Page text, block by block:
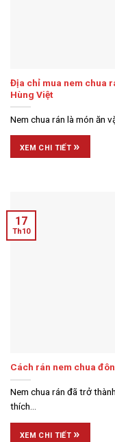
Địa chỉ mua nem chua
Hùng Việt
Nem chua rán là món ăn
XEM CHI TIẾT »
Cách rán nem chua
Nem chua rán đã trở
thích...
XEM CHI TIẾT »
17
Th10